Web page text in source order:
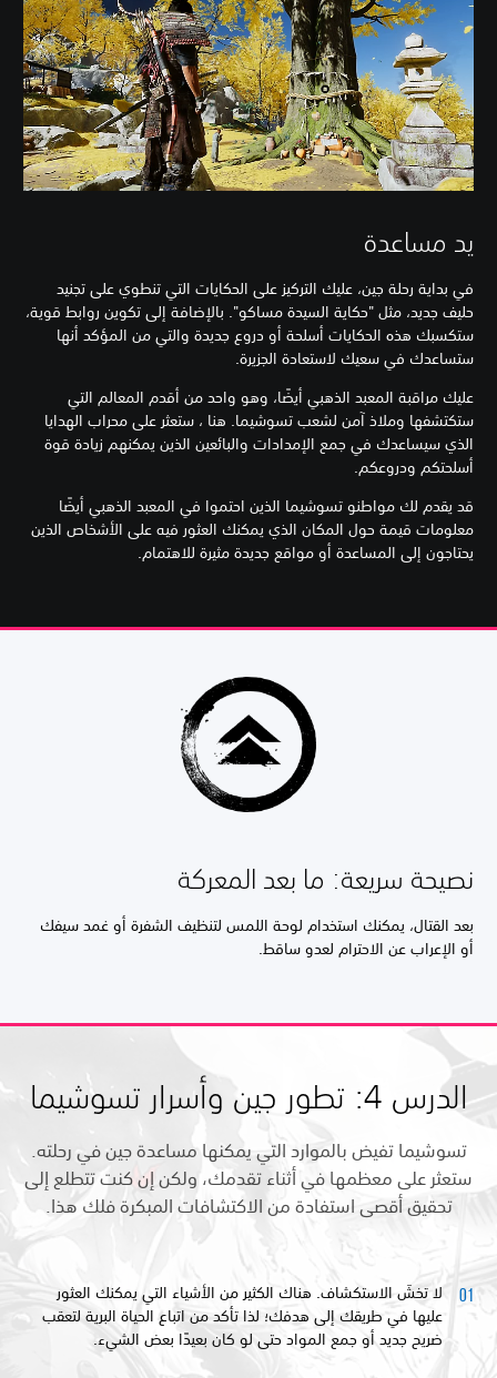
يد مساعدة
في بداية رحلة جين، عليك التركيز على الحكايات التي تنطوي على تجنيد
حليف جديد، مثل "حكاية السيدة مساكو". بالإضافة إلى تكوين روابط قوية،
ستكسبك هذه الحكايات أسلحة أو دروع جديدة والتي من المؤكد أنها
ستساعدك في سعيك لاستعادة الجزيرة.
عليك مراقبة المعبد الذهبي أيضًا، وهو واحد من أقدم المعالم التي
ستكتشفها وملاذ آمن لشعب تسوشيما. هنا ، ستعثر على محراب الهدايا
الذي سيساعدك في جمع الإمدادات والبائعين الذين يمكنهم زيادة قوة
أسلحتكم ودروعكم.
قد يقدم لك مواطنو تسوشيما الذين احتموا في المعبد الذهبي أيضًا
معلومات قيمة حول المكان الذي يمكنك العثور فيه على الأشخاص الذين
يحتاجون إلى المساعدة أو مواقع جديدة مثيرة للاهتمام.
نصيحة سريعة: ما بعد المعركة
بعد القتال، يمكنك استخدام لوحة اللمس لتنظيف الشفرة أو غمد سيفك
أو الإعراب عن الاحترام لعدو ساقط.
الدرس 4: تطور جين وأسرار تسوشيما
تسوشيما تفيض بالموارد التي يمكنها مساعدة جين في رحلته.
ستعثر على معظمها في أثناء تقدمك، ولكن إن كنت تتطلع إلى
تحقيق أقصى استفادة من الاكتشافات المبكرة فلك هذا.
لا تخشَ الاستكشاف. هناك الكثير من الأشياء التي يمكنك العثور
عليها في طريقك إلى هدفك؛ لذا تأكد من اتباع الحياة البرية لتعقب
ضريح جديد أو جمع المواد حتى لو كان بعيدًا بعض الشيء.